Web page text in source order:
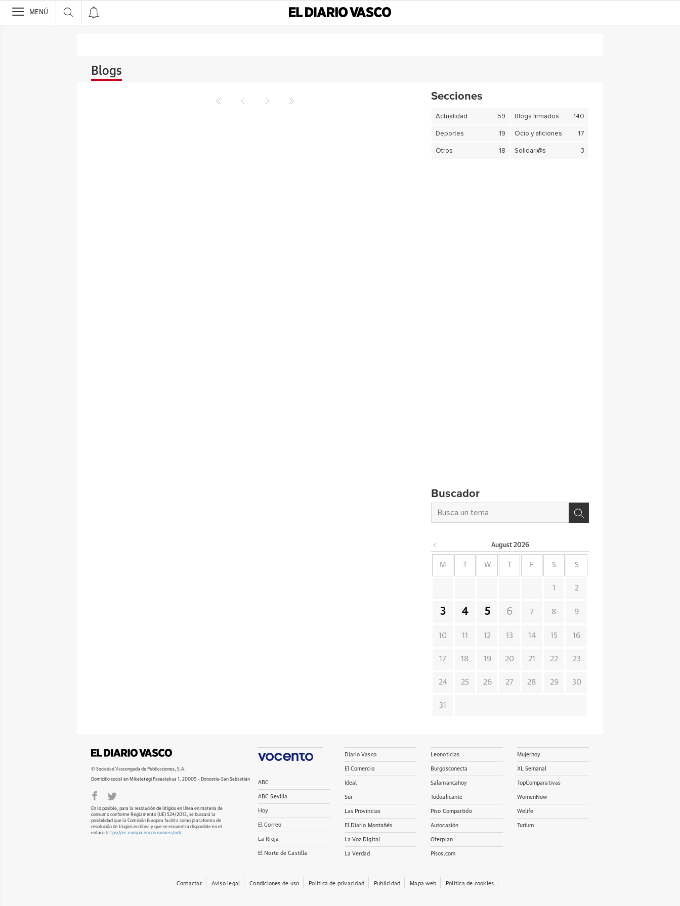
>
MENÚ
Blogs
Secciones
Actualidad 59 Blogs firmados 140
Deportes 19 Ocio y aficiones 17
Otros 18 Solidari@s 3
Buscador
August 2026
M W F S S
1 2
3 4 5 6 7 8 9
10 11 12 13 14 15 16
17 18 19 20 21 22 23
24 25 26 27 28 29 30
31
© Sociedad Vascongada de Publicaciones, S.A.
Domicilio social en Mikeletegi Pasealekua 1. 20009 - Donostia-San Sebastián
En lo posible, para la resolución de litigios en línea en materia de
consumo conforme Reglamento (UE) 524/2013, se buscará la
posibilidad que la Comisión Europea facilita como plataforma de
resolución de litigios en línea y que se encuentra disponible en el
enlace https://ec.europa.eu/consumers/odr.
ABC
ABC Sevilla
Hoy
El Correo
La Rioja
El Norte de Castilla
Diario Vasco
El Comercio
Ideal
Sur
Las Provincias
El Diario Montañés
La Voz Digital
La Verdad
Leonoticias
Burgosconecta
Salamancahoy
Todoalicante
Piso Compartido
Autocasión
Oferplan
Pisos.com
Mujerhoy
XL Semanal
TopComparativas
WomenNow
Welife
Turium
Contactar Aviso legal Condiciones de uso Política de privacidad Publicidad Mapa web Política de cookies